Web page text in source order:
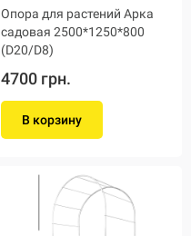
Опора для растений Арка
садовая 2500*1250*800
(D20/D8)
4700 грн.
В корзину